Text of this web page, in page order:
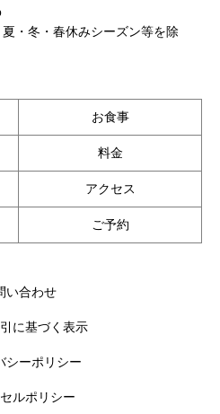
・冬・春休みシーズン等を除
お食事
料金
アクセス
ご予約
い合わせ
に基づく表示
シーポリシー
ルポリシー